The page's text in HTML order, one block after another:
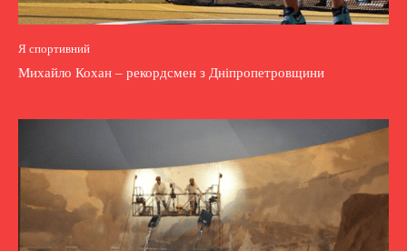
Я спортивний
Михайло Кохан – рекордсмен з Дніпропетровщини